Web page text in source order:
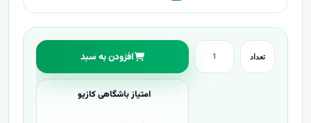
تعداد افزودن به سبد
امتیاز باشگاهی کازیو